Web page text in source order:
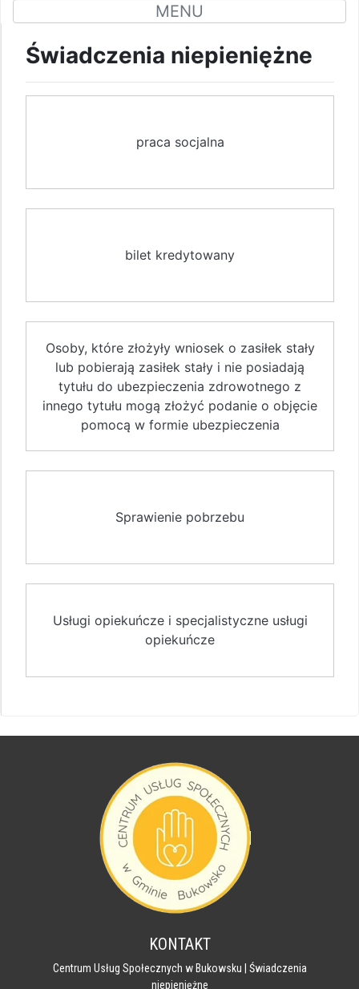
MENU
Świadczenia niepieniężne
praca socjalna
bilet kredytowany
Osoby, które złożyły wniosek o zasiłek stały
lub pobierają zasiłek stały i nie posiadają
tytułu do ubezpieczenia zdrowotnego z
innego tytułu mogą złożyć podanie o objęcie
pomocą w formie ubezpieczenia
Sprawienie pobrzebu
Usługi opiekuńcze i specjalistyczne usługi
opiekuńcze
KONTAKT
Centrum Usług Społecznych w Bukowsku | Świadczenia
niepieniężne